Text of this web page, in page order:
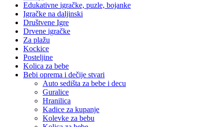
Edukativne igračke, puzle, bojanke
Igračke na daljinski
Društvene Igre
Drvene igračke
Za plažu
Kockice
Posteljine
Kolica za bebe
Bebi oprema i dečije stvari
Auto sedišta za bebe i decu
Guralice
Hranilica
Kadice za kupanje
Kolevke za bebu